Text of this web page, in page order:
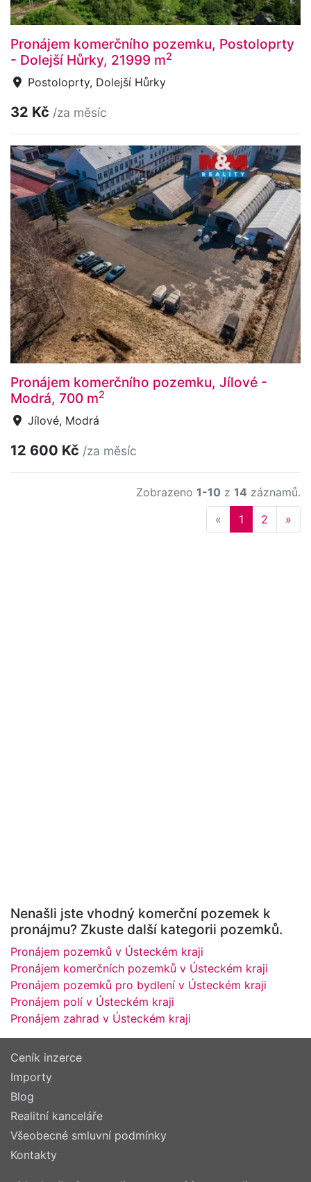
Pronájem komerčního pozemku, Postoloprty
- Dolejší Hůrky, 21999 m2
Postoloprty, Dolejší Hůrky
32 Kč /za měsíc
Pronájem komerčního pozemku, Jílové -
Modrá, 700 m2
Jílové, Modrá
12 600 Kč /za měsíc
Zobrazeno 1-10 z 14 záznamů.
« Previous
1 2 »
Nenašli jste vhodný komerční pozemek k
pronájmu? Zkuste další kategorii pozemků.
Pronájem pozemků v Ústeckém kraji
Pronájem komerčních pozemků v Ústeckém kraji
Pronájem pozemků pro bydlení v Ústeckém kraji
Pronájem polí v Ústeckém kraji
Pronájem zahrad v Ústeckém kraji
Ceník inzerce
Importy
Blog
Realitní kanceláře
Všeobecné smluvní podmínky
Kontakty